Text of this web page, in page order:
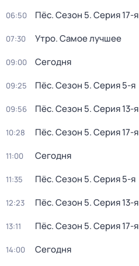
06:50 Пёс. Сезон 5. Серия 17-я
07:30 Утро. Самое лучшее
09:00 Сегодня
09:25 Пёс. Сезон 5. Серия 5-я
09:56 Пёс. Сезон 5. Серия 13-я
10:28 Пёс. Сезон 5. Серия 17-я
11:00 Сегодня
11:35 Пёс. Сезон 5. Серия 5-я
12:23 Пёс. Сезон 5. Серия 13-я
13:11 Пёс. Сезон 5. Серия 17-я
14:00 Сегодня